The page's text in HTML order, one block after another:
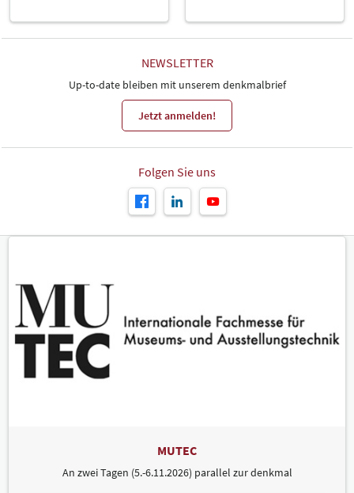
NEWSLETTER
Up-to-date bleiben mit unserem denkmalbrief
Jetzt anmelden!
Folgen Sie uns
MUTEC
An zwei Tagen (5.-6.11.2026) parallel zur denkmal